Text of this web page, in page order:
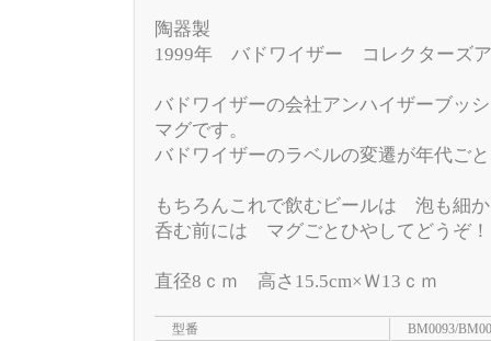
陶器製
1999年 バドワイザー コレクターズ
バドワイザーの会社アンハイザーブッ
マグです。
バドワイザーのラベルの変遷が年代ご
もちろんこれで飲むビールは 泡も細
呑む前には マグごとひやしてどうぞ！
直径8ｃｍ 高さ15.5cm×Ｗ13ｃｍ
型番
BM0093/